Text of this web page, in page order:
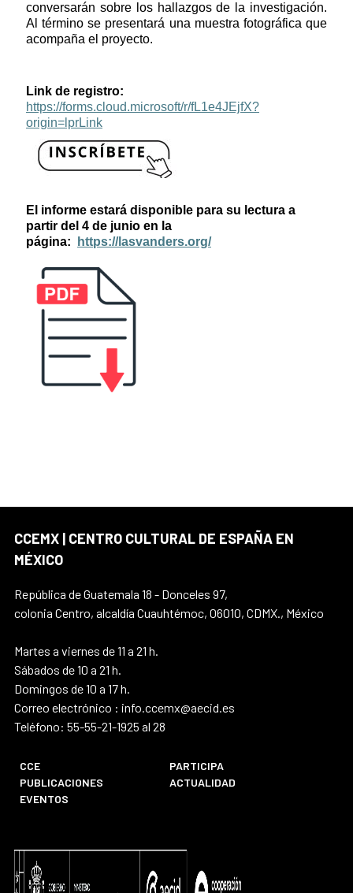
conversarán sobre los hallazgos de la investigación.
Al término se presentará una muestra fotográfica que
acompaña el proyecto.
Link de registro:
https://forms.cloud.microsoft/r/fL1e4JEjfX?
origin=lprLink
El informe estará disponible para su lectura a
partir del 4 de junio en la
página:
https://lasvanders.org/
CCEMX | CENTRO CULTURAL DE ESPAÑA EN
MÉXICO
República de Guatemala 18 - Donceles 97,
colonia Centro, alcaldía Cuauhtémoc, 06010, CDMX., México
Martes a viernes de 11 a 21 h.
Sábados de 10 a 21 h.
Domingos de 10 a 17 h.
Correo electrónico : info.ccemx@aecid.es
Teléfono: 55-55-21-1925 al 28
CCE
PARTICIPA
PUBLICACIONES
ACTUALIDAD
EVENTOS